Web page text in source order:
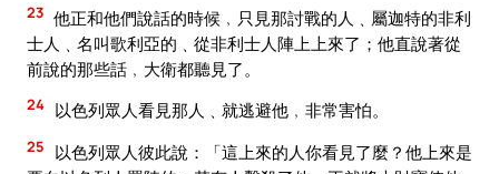
23 他正和他們說話的時候﹐只見那討戰的人﹑屬迦特的非利
士人﹑名叫歌利亞的﹑從非利士人陣上上來了；他直說著從
前說的那些話﹐大衛都聽見了。
24 以色列眾人看見那人﹑就逃避他﹐非常害怕。
25
以色列眾人彼此說：「這上來的人你看見了麼？他上來是